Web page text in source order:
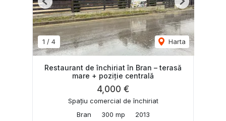
1 / 4 Harta
Previous Next
Restaurant de închiriat în Bran – terasă
mare + poziție centrală
4,000 €
Spațiu comercial de închiriat
Bran
300 mp 2013